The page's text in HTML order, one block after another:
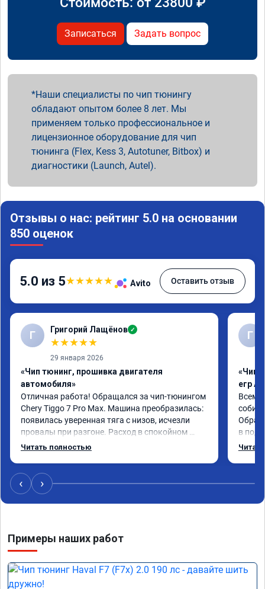
Записаться Задать вопрос
Наши специалисты по чип тюнингу
обладают опытом более 8 лет. Мы
применяем только профессиональное и
лицензионное оборудование для чип
тюнинга (Flex, Kess 3, Autotuner, Bitbox) и
диагностики (Launch, Autel).
Отзывы о нас: рейтинг 5.0 на основании
850 оценок
5.0 из 5★★★★★ Avito Оставить отзыв
Г Григорий Лащёнов ✓
★★★★★
29 января 2026
«Чип тюнинг, прошивка двигателя
автомобиля»
Отличная работа! Обращался за чип-тюнингом
Chery Tiggo 7 Pro Max. Машина преобразилась:
появилась уверенная тяга с низов, исчезли
провалы при разгоне. Расход в спокойном
режиме даже немного снизился. Все сделали
Читать полностью
Г
«Чип
егр
Всем
в
‹ ›
Примеры наших работ